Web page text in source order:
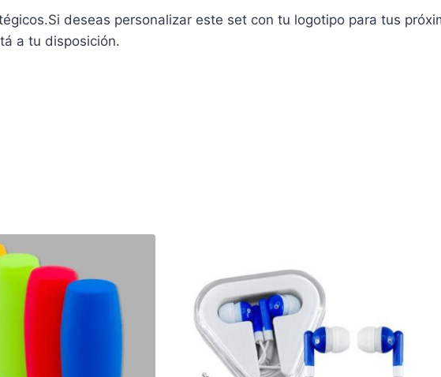
deseas personalizar este set con tu logotipo para tus
a tu disposición.